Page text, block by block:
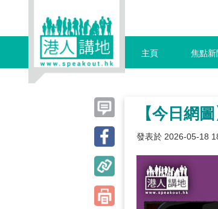
主頁 焦點新
【今日網
發表於 2026-05-18